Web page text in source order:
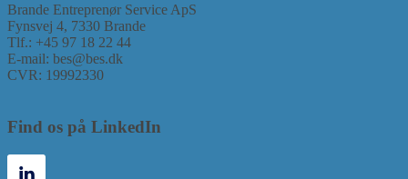
Brande Entreprenør Service ApS
Fynsvej 4, 7330 Brande
Tlf.: +45 97 18 22 44
E-mail: bes@bes.dk
CVR: 19992330
Find os på LinkedIn